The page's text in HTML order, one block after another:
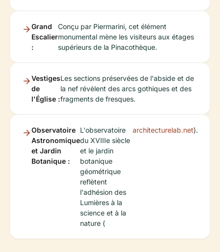
Grand
Escalier
:
Conçu par Piermarini, cet élément
monumental mène les visiteurs aux étages
supérieurs de la Pinacothèque.
Vestiges
de
l'Église :
Les sections préservées de l'abside et de
la nef révèlent des arcs gothiques et des
fragments de fresques.
Observatoire
Astronomique
et Jardin
Botanique :
L'observatoire
du XVIIIe siècle
et le jardin
botanique
géométrique
reflètent
l'adhésion des
Lumières à la
science et à la
nature (
architecturelab.net).